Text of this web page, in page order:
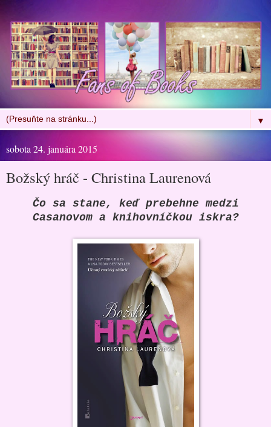
▼
sobota 24. januára 2015
Božský hráč - Christina Laurenová
Čo sa stane, keď prebehne medzi
Casanovom a knihovníčkou iskra?